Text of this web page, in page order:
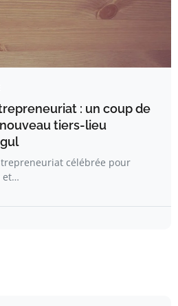
: un coup de
tiers-lieu
célébrée pour
et…